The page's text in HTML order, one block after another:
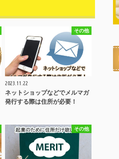
その他
2023.11.22
ネットショップなどでメルマガ
発行する際は住所が必要！
その他